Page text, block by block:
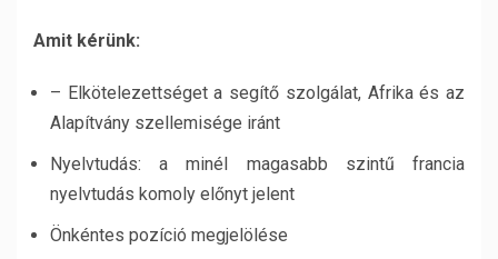
Amit kérünk:
– Elkötelezettséget a segítő szolgálat, Afrika és az
Alapítvány szellemisége iránt
Nyelvtudás: a minél magasabb szintű francia
nyelvtudás komoly előnyt jelent
Önkéntes pozíció megjelölése